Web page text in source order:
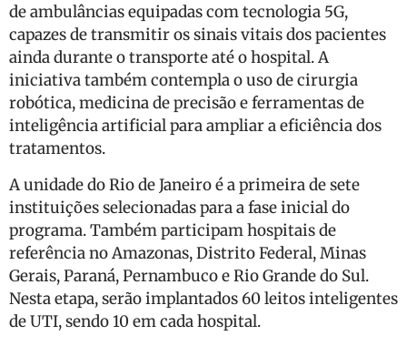
de ambulâncias equipadas com tecnologia 5G,
capazes de transmitir os sinais vitais dos pacientes
ainda durante o transporte até o hospital. A
iniciativa também contempla o uso de cirurgia
robótica, medicina de precisão e ferramentas de
inteligência artificial para ampliar a eficiência dos
tratamentos.
A unidade do Rio de Janeiro é a primeira de sete
instituições selecionadas para a fase inicial do
programa. Também participam hospitais de
referência no Amazonas, Distrito Federal, Minas
Gerais, Paraná, Pernambuco e Rio Grande do Sul.
Nesta etapa, serão implantados 60 leitos inteligentes
de UTI, sendo 10 em cada hospital.